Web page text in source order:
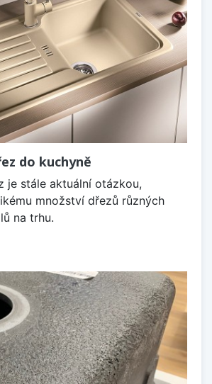
do kuchyně
je stále aktuální otázkou,
množství dřezů různých
na trhu.